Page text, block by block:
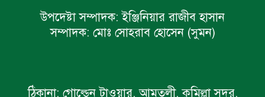
উপদেষ্টা সম্পাদক: ইঞ্জিনিয়ার রাজীব হাসান
সম্পাদক: মোঃ সোহরাব হোসেন (সুমন)
ঠিকানা: গোল্ডেন টাওয়ার, আমতলী, কুমিল্লা সদর,